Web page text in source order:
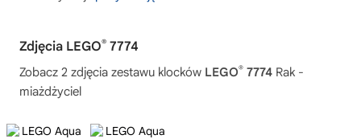
Zdjęcia LEGO® 7774
Zobacz 2 zdjęcia zestawu klocków LEGO® 7774 Rak -
miażdżyciel